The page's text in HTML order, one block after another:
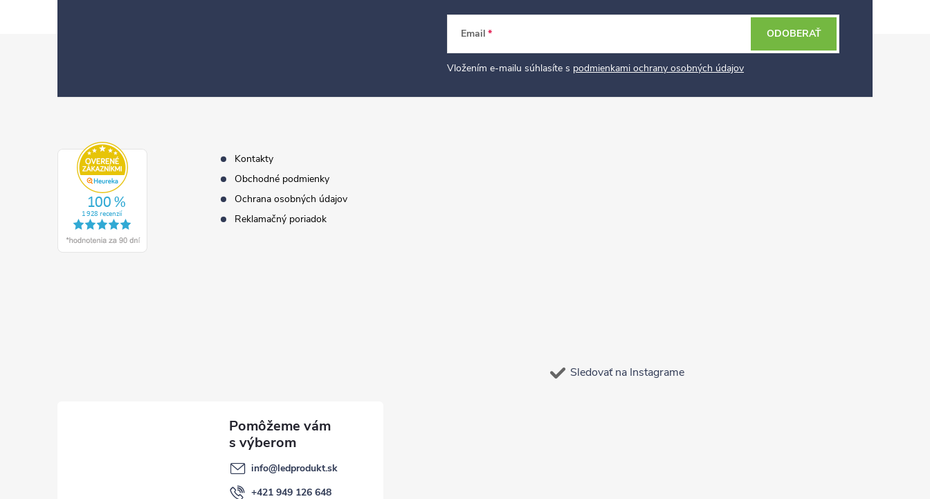
Email
Vložením e-mailu súhlasíte s podmienkami ochrany osobných údajov
ODOBERAŤ
Kontakty
Obchodné podmienky
Ochrana osobných údajov
Reklamačný poriadok
Sledovať na Instagrame
info@ledprodukt.sk
+421 949 126 648